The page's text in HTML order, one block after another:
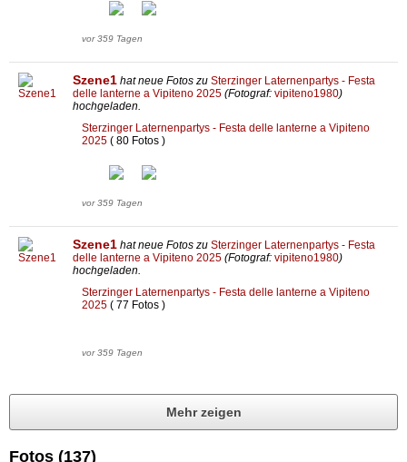
vor 359 Tagen
Szene1 hat neue Fotos zu Sterzinger Laternenpartys - Festa
delle lanterne a Vipiteno 2025 (Fotograf: vipiteno1980)
hochgeladen.
Sterzinger Laternenpartys - Festa delle lanterne a Vipiteno
2025 ( 80 Fotos )
vor 359 Tagen
Szene1 hat neue Fotos zu Sterzinger Laternenpartys - Festa
delle lanterne a Vipiteno 2025 (Fotograf: vipiteno1980)
hochgeladen.
Sterzinger Laternenpartys - Festa delle lanterne a Vipiteno
2025 ( 77 Fotos )
vor 359 Tagen
Mehr zeigen
Fotos (137)